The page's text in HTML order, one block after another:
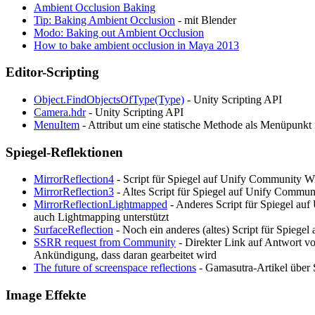
Ambient Occlusion Baking
Tip: Baking Ambient Occlusion - mit Blender
Modo: Baking out Ambient Occlusion
How to bake ambient occlusion in Maya 2013
Editor-Scripting
Object.FindObjectsOfType(Type) - Unity Scripting API
Camera.hdr- Unity Scripting API
MenuItem - Attribut um eine statische Methode als
Spiegel-Reflektionen
MirrorReflection4 - Script für Spiegel auf Unify Community
MirrorReflection3 - Altes Script für Spiegel auf Unify
MirrorReflectionLightmapped - Anderes Script für Spiegel
auch Lightmapping unterstützt
SurfaceReflection - Noch ein anderes (altes) Script für
SSRR request from Community - Direkter Link auf Antwort
Ankündigung, dass daran gearbeitet wird
The future of screenspace reflections - Gamasutra-Artikel über
Image Effekte